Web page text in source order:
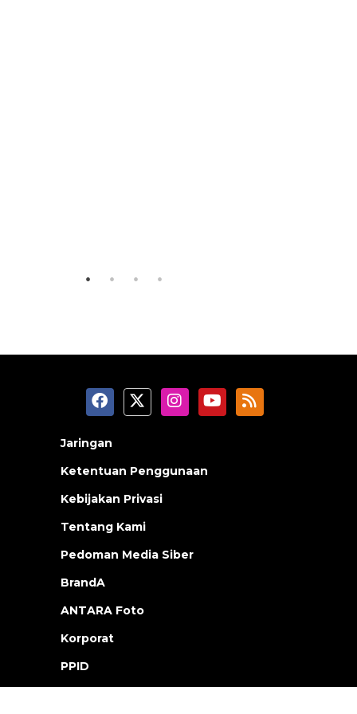
Jaringan
Ketentuan Penggunaan
Kebijakan Privasi
Tentang Kami
Pedoman Media Siber
BrandA
ANTARA Foto
Korporat
PPID